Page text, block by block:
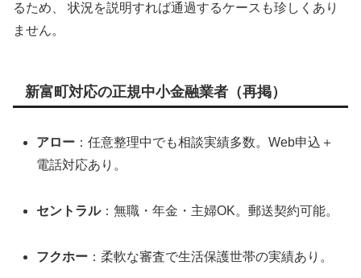
るため、 状況を説明すれば通過するケースも珍しくあり
ません。
新富町対応の正規中小金融業者（再掲）
アロー ：任意整理中でも相談実績多数。Web申込＋
電話対応あり。
セントラル：無職・年金・主婦OK。郵送契約可能。
フクホー ：柔軟な審査で生活保護世帯の実績あり。